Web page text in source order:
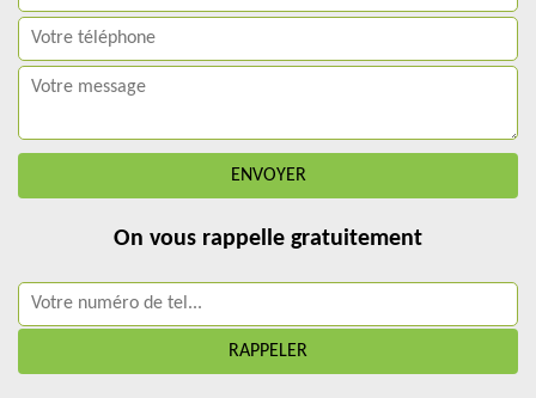
On vous rappelle gratuitement